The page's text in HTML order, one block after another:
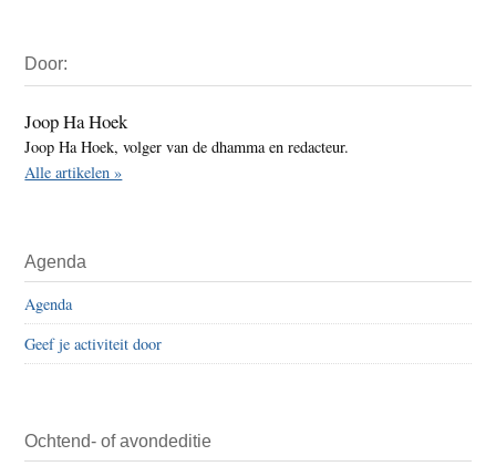
Sidebar
Door:
Joop Ha Hoek
Joop Ha Hoek, volger van de dhamma en redacteur.
Alle artikelen »
Agenda
Agenda
Geef je activiteit door
Ochtend- of avondeditie